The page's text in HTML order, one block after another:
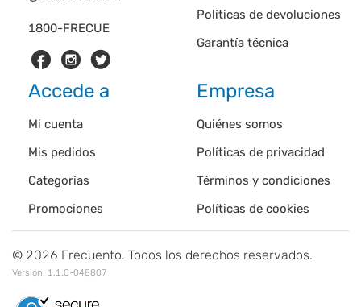
1800-FRECUE
Políticas de devoluciones
Garantía técnica
Accede a
Mi cuenta
Mis pedidos
Categorías
Promociones
Empresa
Quiénes somos
Políticas de privacidad
Términos y condiciones
Políticas de cookies
© 2026 Frecuento. Todos los derechos reservados.
Versión: 1.1.0-048807